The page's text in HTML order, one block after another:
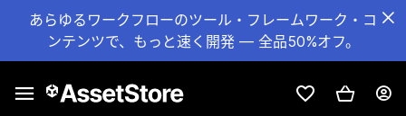
あらゆるワークフローのツール・フレームワーク・コ
ンテンツで、もっと速く開発 — 全品50%オフ。